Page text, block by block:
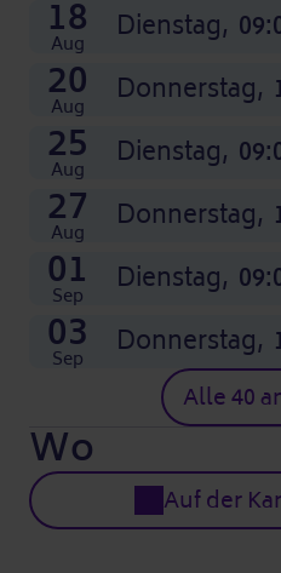
18
Aug Dienstag,
20
Aug Donnerstag,
25
Aug Dienstag,
27
Aug Donnerstag,
01
Sep Dienstag,
03
Sep Donnerstag,
Alle 40
Wo
Auf der